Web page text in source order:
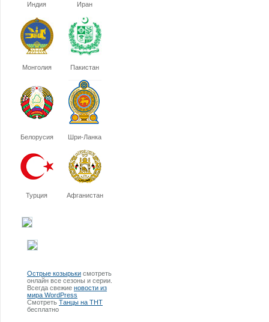
Индия Иран
Монголия Пакистан
Белорусия Шри-Ланка
Турция Афганистан
Острые козырьки смотреть
онлайн все сезоны и серии.
Всегда свежие новости из
мира WordPress
Смотреть Танцы на ТНТ
бесплатно